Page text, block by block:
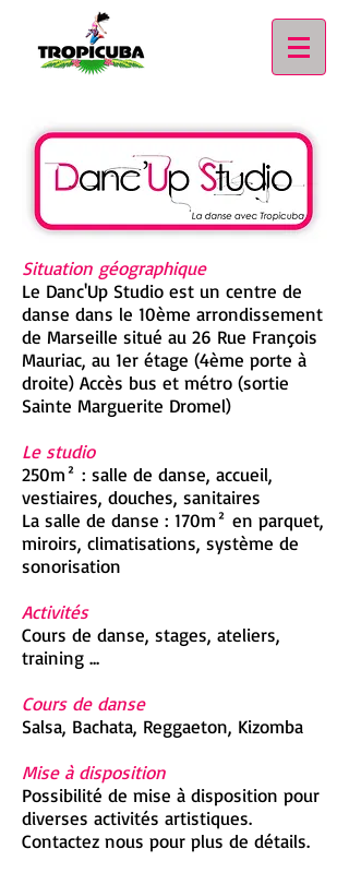
Situation géographique
Le Danc'Up Studio est un centre de
danse dans le 10ème arrondissement
de Marseille situé au 26 Rue François
Mauriac, au 1er étage (4ème porte à
droite) Accès bus et métro (sortie
Sainte Marguerite Dromel)
Le studio
250m² : salle de danse, accueil,
vestiaires, douches, sanitaires
La salle de danse : 170m² en parquet,
miroirs, climatisations, système de
sonorisation
Activités
Cours de danse, stages, ateliers,
training ...
Cours de danse
Salsa, Bachata, Reggaeton, Kizomba
Mise à disposition
Possibilité de mise à disposition pour
diverses activités artistiques.
Contactez nous pour plus de détails.